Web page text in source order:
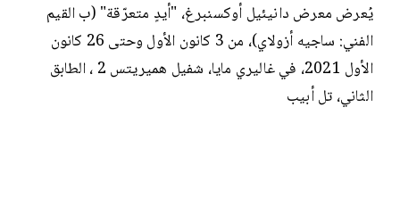
يُعرض معرض دانيئيل أوكسنبرغ، "أيدٍ متعرّقة" (ب القيم
الفني: ساجيه أزولاي)، من 3 كانون الأول وحتى 26 كانون
الأول 2021، في غاليري مايا، شفيل هميريتس 2 ، الطابق
الثاني، تل أبيب